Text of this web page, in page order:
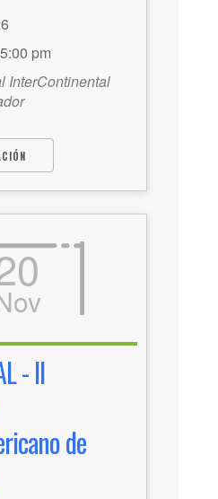
pm
InterContinental
- II
de